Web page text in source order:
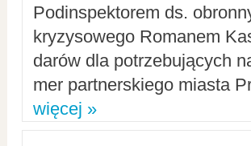
Podinspektorem ds.
kryzysowego Romanem
darów dla potrzebujących
mer partnerskiego miasta
więcej »